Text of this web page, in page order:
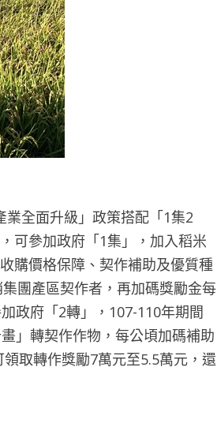
全面升級」政策搭配「1集2
可參加政府「1集」，加入稻米
購價格保障、契作補助及優質種
團產區契作者，再加碼獎勵金每
政府「2轉」，107-110年期間
」轉契作作物，每公頃加碼補助
取轉作獎勵7萬元至5.5萬元，還